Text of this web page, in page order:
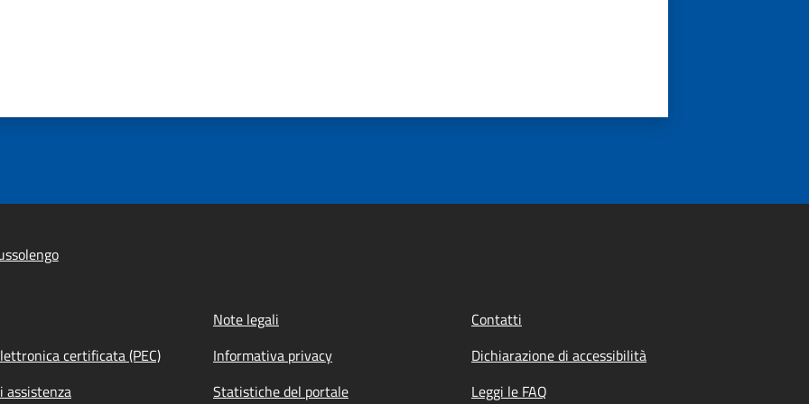
Note legali
Contatti
certificata (PEC) Informativa privacy
Dichiarazione di accessibilità
assistenza Statistiche del portale Leggi le FAQ